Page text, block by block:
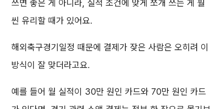
쓰면 좋은 게 아니라, 실적 조건에 맞게 쪼개 쓰는 게 훨
씬 유리할 때가 있어요.
해외축구경기일정 때문에 결제가 잦은 사람은 오히려 이
방식이 잘 맞더라고요.
예를 들어 월 실적이 30만 원인 카드와 70만 원인 카드